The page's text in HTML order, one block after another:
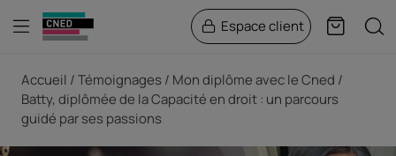
Menu Espace client Panier
Accueil Témoignages
Mon diplôme avec le Cned
Batty, diplômée de la Capacité en droit : un parcours
guidé par ses passions